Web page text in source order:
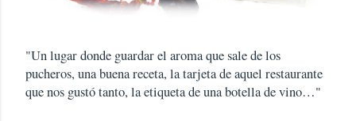
"Un lugar donde guardar el aroma que sale de los
pucheros, una buena receta, la tarjeta de aquel restaurante
que nos gustó tanto, la etiqueta de una botella de vino…"